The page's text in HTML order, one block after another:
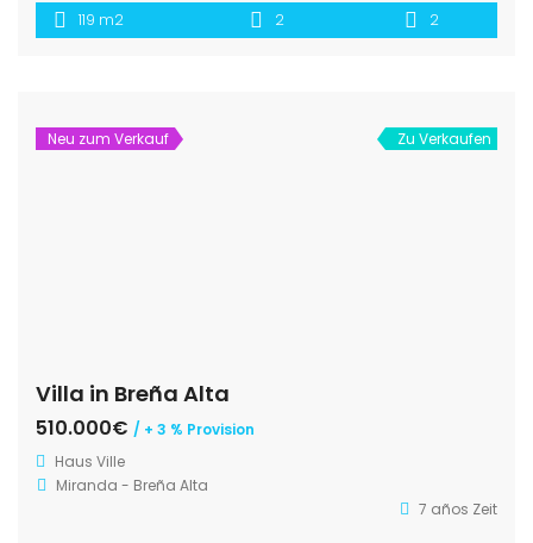
119 m2 2 2
Neu zum Verkauf Zu Verkaufen
Villa in Breña Alta
510.000€ / + 3 % Provision
Haus Ville
Miranda - Breña Alta
7 años Zeit